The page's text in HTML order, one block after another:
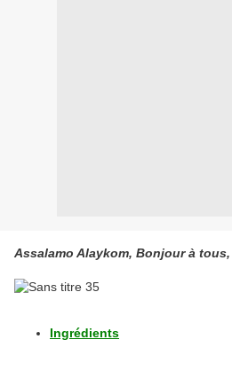
Assalamo Alaykom, Bonjour à tous,
Ingrédients